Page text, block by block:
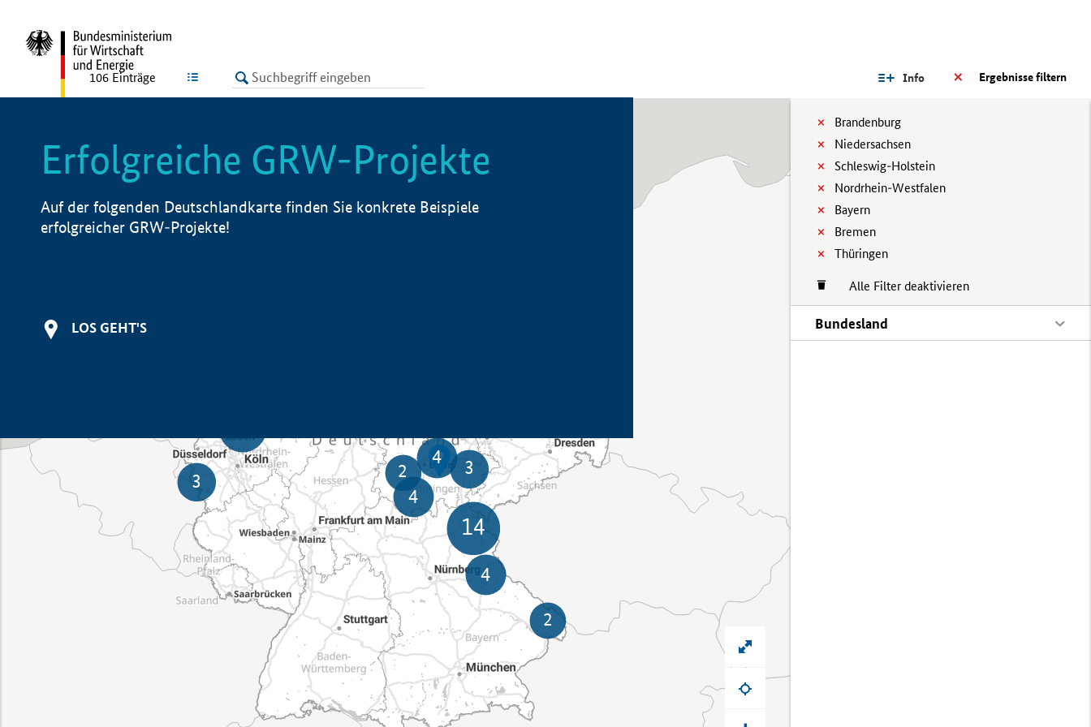
LISTE Ergebnisse filtern
Info
Brandenburg
Niedersachsen
Schleswig-Holstein
Nordrhein-Westfalen
Bayern
Bremen
Thüringen
Alle Filter deaktivieren
Bundesland
106 Einträge
Erfolgreiche GRW-Projekte
Auf der folgenden Deutschlandkarte finden Sie konkrete Beispiele
erfolgreicher GRW-Projekte!
LOS GEHT'S